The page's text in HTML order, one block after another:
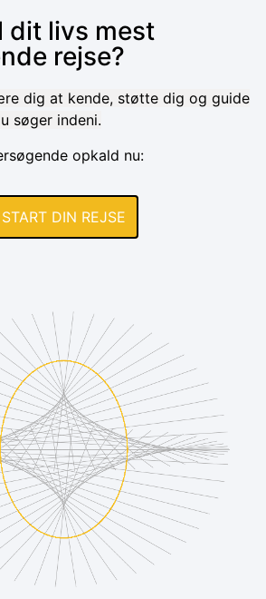
dit livs mest
rejse?
dig at kende, støtte dig og guide
søger indeni.
opkald nu:
START DIN REJSE